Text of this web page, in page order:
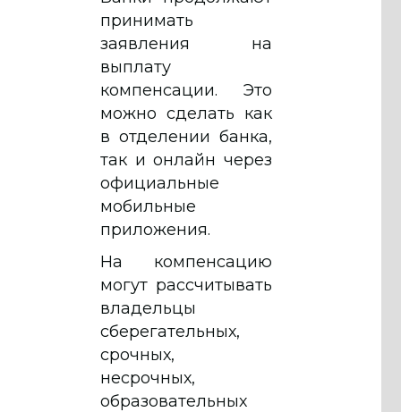
принимать
заявления на
выплату
компенсации. Это
можно сделать как
в отделении банка,
так и онлайн через
официальные
мобильные
приложения.
На компенсацию
могут рассчитывать
владельцы
сберегательных,
срочных,
несрочных,
образовательных